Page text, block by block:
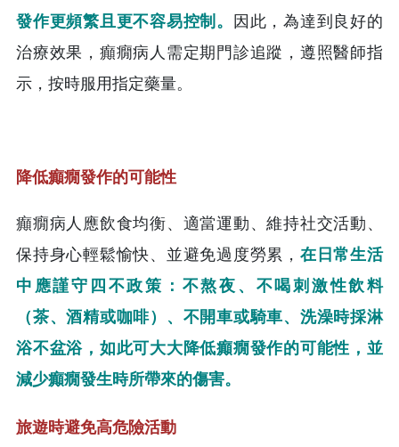
發作更頻繁且更不容易控制。
因此，為達到良好的
治療效果，癲癇病人需定期門診追蹤，遵照醫師指
示，按時服用指定藥量。
降低癲癇發作的可能性
癲癇病人應飲食均衡、適當運動、維持社交活動、
保持身心輕鬆愉快、並避免過度勞累， 在日常生活
中應謹守四不政策：不熬夜、不喝刺激性飲料
（茶、酒精或咖啡）、不開車或騎車、洗澡時採淋
浴不盆浴，如此可大大降低癲癇發作的可能性，並
減少癲癇發生時所帶來的傷害。
旅遊時避免高危險活動